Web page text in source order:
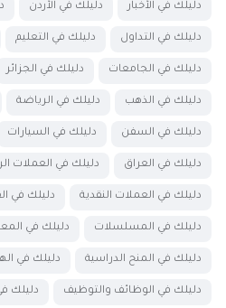
دليلك في الأخبار دليلك في الأردن
دليلك في التداول دليلك في التعليم
دليلك في الجامعات دليلك في الجزائر
دليلك في الذهب دليلك في الرياضة
دليلك في السفن دليلك في السيارات
دليلك في العراق دليلك في العملات
دليلك في العملات النقدية دليلك في
دليلك في المسلسلات دليلك في
دليلك في المنح الدراسية دليلك في
دليلك في الوظائف والتوظيف دليلك